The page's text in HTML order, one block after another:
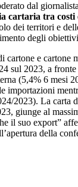
dal
cartaria tra costi
dei territori e
degli
cartone e cartone
sul 2023, a
(5,4% 6 mesi
importazioni
2023). La carta
giunge al
il suo export”
della